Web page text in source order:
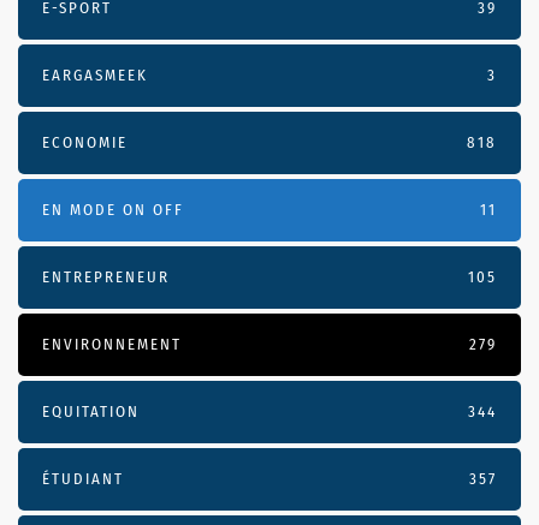
E-SPORT 39
EARGASMEEK 3
ECONOMIE 818
EN MODE ON OFF 11
ENTREPRENEUR 105
ENVIRONNEMENT 279
EQUITATION 344
ÉTUDIANT 357